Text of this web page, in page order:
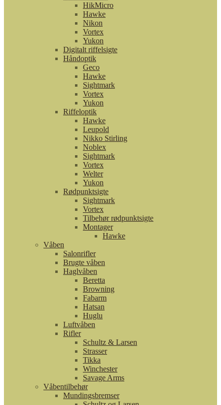
HikMicro
Hawke
Nikon
Vortex
Yukon
Digitalt riffelsigte
Håndoptik
Geco
Hawke
Sightmark
Vortex
Yukon
Riffeloptik
Hawke
Leupold
Nikko Stirling
Noblex
Sightmark
Vortex
Welter
Yukon
Rødpunktsigte
Sightmark
Vortex
Tilbehør rødpunktsigte
Montager
Hawke
Våben
Salonrifler
Brugte våben
Haglvåben
Beretta
Browning
Fabarm
Hatsan
Huglu
Luftvåben
Rifler
Schultz & Larsen
Strasser
Tikka
Winchester
Savage Arms
Våbentilbehør
Mundingsbremser